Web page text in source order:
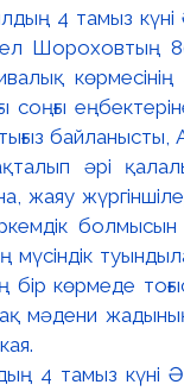
4 тамыз күні